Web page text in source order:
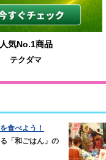
人気No.1商品
テクダマ
食べよう！
「和ごはん」の